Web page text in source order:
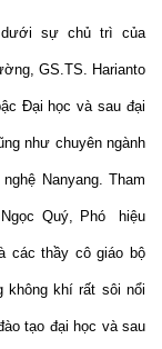
dưới sự chủ trì của
GS.TS. Harianto
Đại học và sau đại
như chuyên ngành
Nanyang. Tham
Quý, Phó hiệu
các thầy cô giáo bộ
không khí rất sôi nổi
tạo đại học và sau